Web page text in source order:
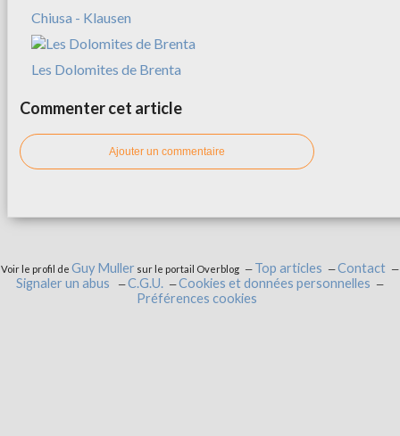
Chiusa - Klausen
Les Dolomites de Brenta
Commenter cet article
Ajouter un commentaire
Voir le profil de Guy Muller sur le portail Overblog Top articles
Contact
Signaler un abus
C.G.U.
Cookies et données personnelles
Préférences cookies